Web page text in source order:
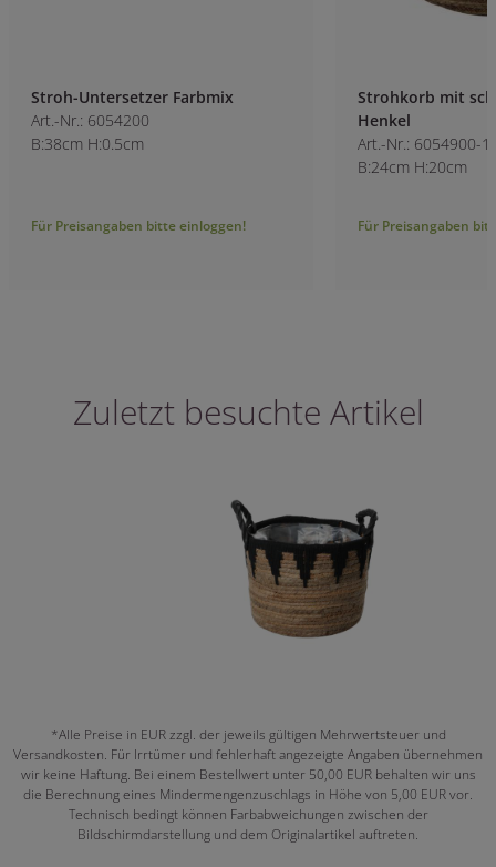
Stroh-Untersetzer Farbmix
Art.-Nr.: 6054200
B:38cm H:0.5cm
Für Preisangaben bitte einloggen!
Strohkorb mit
Henkel
Art.-Nr.: 6054900-
B:24cm H:20cm
Für Preisangaben
Zuletzt besuchte Artikel
*Alle Preise in EUR zzgl. der jeweils gültigen Mehrwertsteuer und
Versandkosten. Für Irrtümer und fehlerhaft angezeigte Angaben übernehmen
wir keine Haftung. Bei einem Bestellwert unter 50,00 EUR behalten wir uns
die Berechnung eines Mindermengenzuschlags in Höhe von 5,00 EUR vor.
Technisch bedingt können Farbabweichungen zwischen der
Bildschirmdarstellung und dem Originalartikel auftreten.